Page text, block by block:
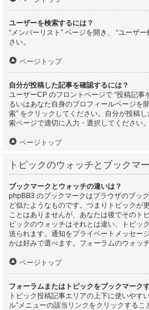
ユーザーを検索するには？
“メンバーリスト” ページを開き、 “ユーザ
さい。
ページトップ
自分が投稿した記事を確認するには？
ユーザーCP のフロントページで “投稿記事
るいはあなた自身のプロフィールページを
索” をクリックしてください。自分が投稿
索ページで適切に入力・選択してください。
ページトップ
トピックのウォッチとブックマ
ブックマークとウォッチの違いは？
phpBB3 のブックマークはブラウザのブッ
ど似たようなものです。つまりトピックが
ことはありませんが、あなたは後でそのト
ピックのウォッチはそれとは違い、トピッ
送られます。通知をプライベートメッセー
かは好みで選べます。フォーラムのウォッ
ページトップ
フォーラムまたはトピックをブックマーク
トピック投稿記事エリアの上下に使いやす
ル”メニューの該当リンクをクリックする